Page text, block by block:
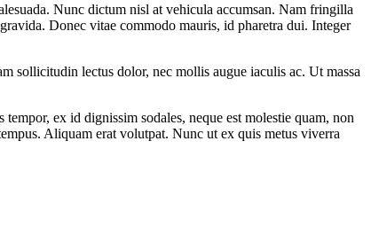
Nunc dictum nisl at vehicula accumsan. Nam fringilla
Donec vitae commodo mauris, id pharetra dui. Integer
sollicitudin lectus dolor, nec mollis augue iaculis ac. Ut massa
ex id dignissim sodales, neque est molestie quam, non
Aliquam erat volutpat. Nunc ut ex quis metus viverra